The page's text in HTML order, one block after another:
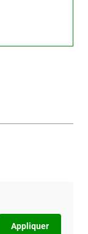
Appliquer